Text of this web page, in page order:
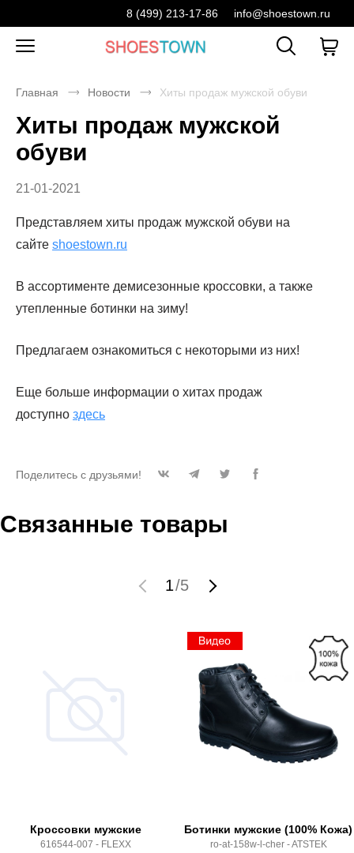
8 (499) 213-17-86 info@shoestown.ru
Главная Новости Хиты продаж мужской обуви
Хиты продаж мужской
обуви
21-01-2021
Представляем хиты продаж мужской обуви на
сайте shoestown.ru
В ассортименте демисезонные кроссовки, а также
утепленные ботинки на зиму!
Предлагаем ознакомиться с некоторыми из них!
Еще больше информации о хитах продаж
доступно здесь
Поделитесь с друзьями!
Связанные товары
1/5
Кроссовки мужские
616544-007 - FLEXX
Ботинки мужские (100% Кожа)
ro-at-158w-l-cher - ATSTEK